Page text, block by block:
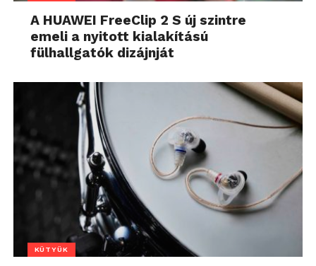
A HUAWEI FreeClip 2 S új szintre
emeli a nyitott kialakítású
fülhallgatók dizájnját
KÜTYÜK